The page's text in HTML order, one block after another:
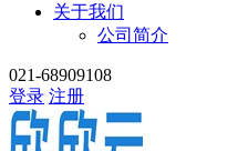
关于我们
公司简介
021-68909108
登录 注册